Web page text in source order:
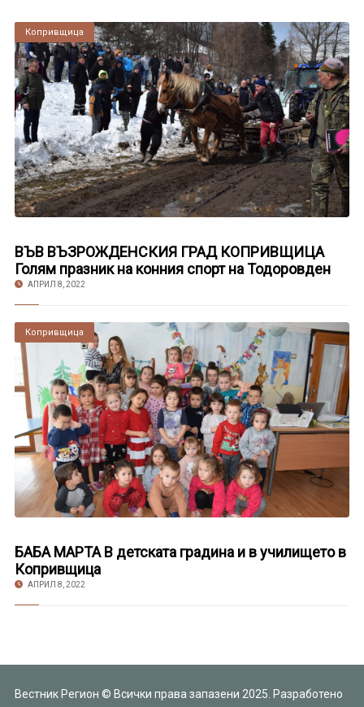
Копривщица
ВЪВ ВЪЗРОЖДЕНСКИЯ ГРАД КОПРИВЩИЦА
Голям празник на конния спорт на Тодоровден
АПРИЛ 8, 2022
Копривщица
БАБА МАРТА В детската градина и в училището в
Копривщица
АПРИЛ 8, 2022
Вестник Регион © Всички права запазени 2025. Разработено